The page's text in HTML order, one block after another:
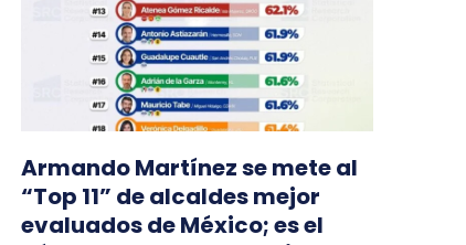
Armando Martínez se mete al
“Top 11” de alcaldes mejor
evaluados de México; es el